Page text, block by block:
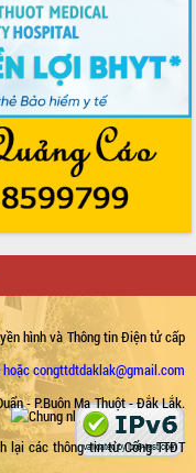
hình và Thông tin Điện tử cấp
- P.Buôn Ma Thuột - Đắk Lắk.
congttdtdaklak@gmail.com
lại các thông tin từ Cổng TTĐT